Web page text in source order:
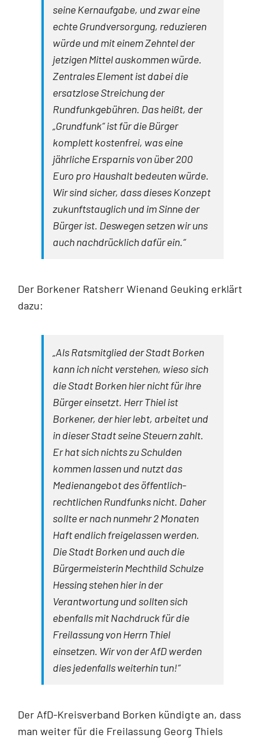
seine Kernaufgabe, und zwar eine
echte Grundversorgung, reduzieren
würde und mit einem Zehntel der
jetzigen Mittel auskommen würde.
Zentrales Element ist dabei die
ersatzlose Streichung der
Rundfunkgebühren. Das heißt, der
„Grundfunk“ ist für die Bürger
komplett kostenfrei, was eine
jährliche Ersparnis von über 200
Euro pro Haushalt bedeuten würde.
Wir sind sicher, dass dieses Konzept
zukunftstauglich und im Sinne der
Bürger ist. Deswegen setzen wir uns
auch nachdrücklich dafür ein.“
Der Borkener Ratsherr Wienand Geuking erklärt
dazu:
„Als Ratsmitglied der Stadt Borken
kann ich nicht verstehen, wieso sich
die Stadt Borken hier nicht für ihre
Bürger einsetzt. Herr Thiel ist
Borkener, der hier lebt, arbeitet und
in dieser Stadt seine Steuern zahlt.
Er hat sich nichts zu Schulden
kommen lassen und nutzt das
Medienangebot des öffentlich-
rechtlichen Rundfunks nicht. Daher
sollte er nach nunmehr 2 Monaten
Haft endlich freigelassen werden.
Die Stadt Borken und auch die
Bürgermeisterin Mechthild Schulze
Hessing stehen hier in der
Verantwortung und sollten sich
ebenfalls mit Nachdruck für die
Freilassung von Herrn Thiel
einsetzen. Wir von der AfD werden
dies jedenfalls weiterhin tun!“
Der AfD-Kreisverband Borken kündigte an, dass
man weiter für die Freilassung Georg Thiels